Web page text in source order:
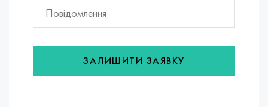
ЗАЛИШИТИ ЗАЯВКУ